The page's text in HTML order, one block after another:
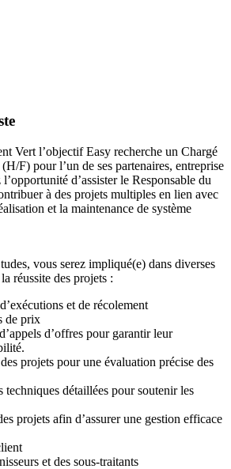
Vert l’objectif Easy recherche un Chargé
F) pour l’un de ses partenaires, entreprise
d’assister le Responsable du
à des projets multiples en lien avec
et la maintenance de système
vous serez impliqué(e) dans diverses
réussite des projets :
et de récolement
de prix
d’offres pour garantir leur
projets pour une évaluation précise des
techniques détaillées pour soutenir les
projets afin d’assurer une gestion efficace
et des sous-traitants